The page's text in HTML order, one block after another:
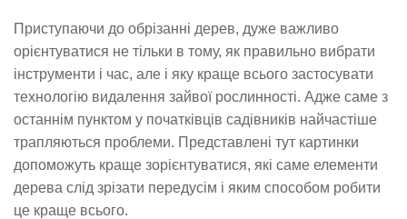
Приступаючи до обрізанні дерев, дуже важливо
орієнтуватися не тільки в тому, як правильно вибрати
інструменти і час, але і яку краще всього застосувати
технологію видалення зайвої рослинності. Адже саме з
останнім пунктом у початківців садівників найчастіше
трапляються проблеми. Представлені тут картинки
допоможуть краще зорієнтуватися, які саме елементи
дерева слід зрізати передусім і яким способом робити
це краще всього.